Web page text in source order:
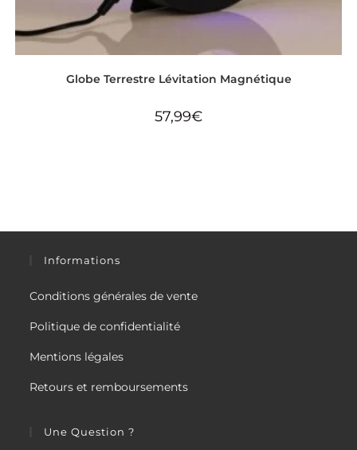
Globe Terrestre Lévitation Magnétique
57,99€
Informations
Conditions générales de vente
Politique de confidentialité
Mentions légales
Retours et remboursements
Une Question ?